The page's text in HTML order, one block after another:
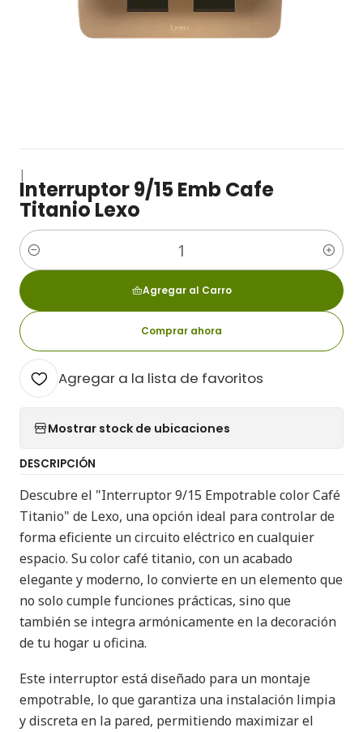
|
Interruptor 9/15 Emb Cafe
Titanio Lexo
Cantidad
Agregar al Carro
Comprar ahora
Agregar a la lista de favoritos
Mostrar stock de ubicaciones
DESCRIPCIÓN
Descubre el "Interruptor 9/15 Empotrable color Café
Titanio" de Lexo, una opción ideal para controlar de
forma eficiente un circuito eléctrico en cualquier
espacio. Su color café titanio, con un acabado
elegante y moderno, lo convierte en un elemento que
no solo cumple funciones prácticas, sino que
también se integra armónicamente en la decoración
de tu hogar u oficina.
Este interruptor está diseñado para un montaje
empotrable, lo que garantiza una instalación limpia
y discreta en la pared, permitiendo maximizar el